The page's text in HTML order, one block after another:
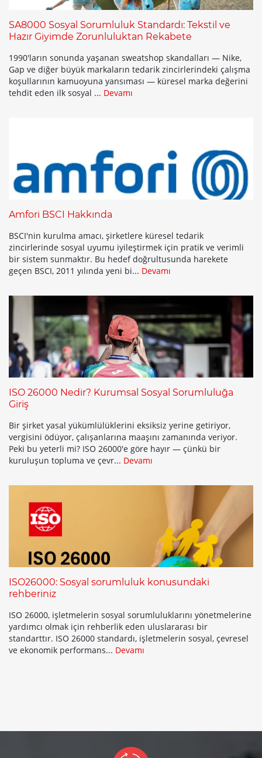
SA8000 Sosyal Sorumluluk Standardı: Tekstil ve
Hazır Giyimde Zorunluluktan Rekabete
1990'ların sonunda yaşanan sweatshop skandalları — Nike,
Gap ve diğer büyük markaların tedarik zincirlerindeki çalışma
koşullarının kamuoyuna yansıması — küresel marka değerini
tehdit eden ilk sosyal ... Devamı
Amfori BSCI Hakkında
BSCI'nin kurulma amacı, şirketlere küresel tedarik
zincirlerinde sosyal uyumu iyileştirmek için pratik ve verimli
bir sistem sunmaktır. Bu hedef doğrultusunda harekete
geçen BSCI, 2011 yılında yeni bi... Devamı
ISO 26000 Nedir? Kurumsal Sosyal Sorumluluğa
Giriş
Bir şirket yasal yükümlülüklerini eksiksiz yerine getiriyor,
vergisini ödüyor, çalışanlarına maaşını zamanında veriyor.
Peki bu yeterli mi? ISO 26000'e göre hayır — çünkü bir
kuruluşun topluma ve çevr... Devamı
ISO26000: Sosyal sorumluluk konusundaki
rehberiniz
ISO 26000, işletmelerin sosyal sorumluluklarını yönetmelerine
yardımcı olmak için rehberlik eden uluslararası bir
standarttır. ISO 26000 standardı, işletmelerin sosyal, çevresel
ve ekonomik performans... Devamı